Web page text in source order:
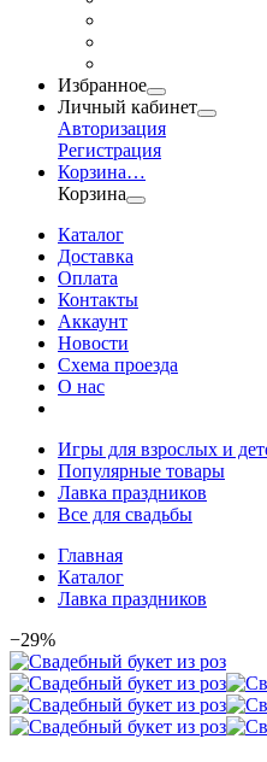
Избранное
Личный кабинет
Авторизация
Регистрация
Корзина…
Корзина
Каталог
Доставка
Оплата
Контакты
Аккаунт
Новости
Схема проезда
О нас
Игры для взрослых и
Популярные товары
Лавка праздников
Все для свадьбы
Главная
Каталог
Лавка праздников
−29%